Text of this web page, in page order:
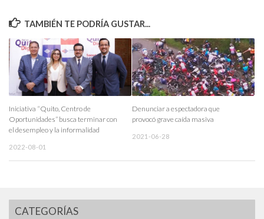
TAMBIÉN TE PODRÍA GUSTAR...
Iniciativa “Quito, Centro de
Oportunidades” busca terminar con
el desempleo y la informalidad
2022-08-01
Denunciar a espectadora que
provocó grave caída masiva
2021-06-28
CATEGORÍAS